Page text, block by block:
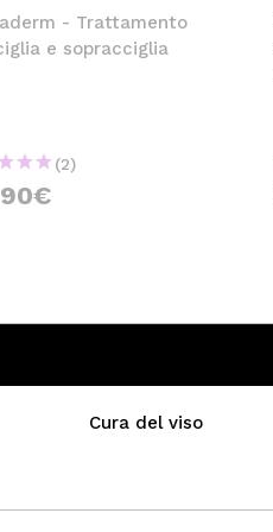
- Trattamento
e sopracciglia
(2)
Cura del viso